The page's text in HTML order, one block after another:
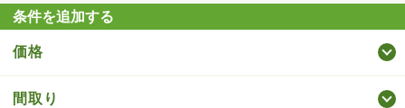
条件を追加する
価格
間取り